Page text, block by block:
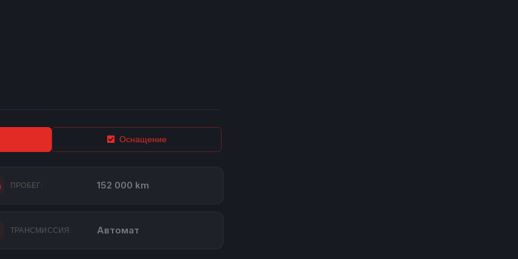
Оснащение
ПРОБЕГ: 152 000 km
ТРАНСМИССИЯ: Автомат